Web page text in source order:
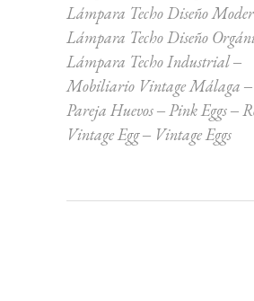
Lámpara Techo Diseño
Lámpara Techo Diseño
Lámpara Techo Industrial
Mobiliario Vintage Málaga
Pareja Huevos
Pink Eggs
Vintage Egg
Vintage Eggs